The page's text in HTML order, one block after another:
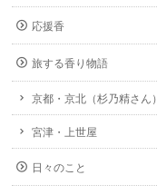
応援香
旅する香り物語
京都・京北（杉乃精さん）
宮津・上世屋
日々のこと